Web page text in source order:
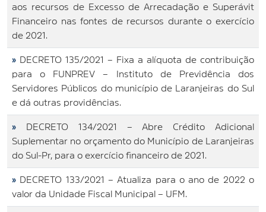
aos recursos de Excesso de Arrecadação e Superávit
Financeiro nas fontes de recursos durante o exercício
de 2021.
» DECRETO 135/2021 – Fixa a alíquota de contribuição
para o FUNPREV – Instituto de Previdência dos
Servidores Públicos do município de Laranjeiras do Sul
e dá outras providências.
»
DECRETO 134/2021 – Abre Crédito Adicional
Suplementar no orçamento do Município de Laranjeiras
do Sul-Pr, para o exercício financeiro de 2021.
» DECRETO 133/2021 – Atualiza para o ano de 2022 o
valor da Unidade Fiscal Municipal – UFM.